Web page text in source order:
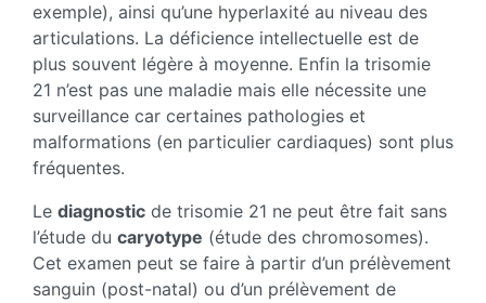
exemple), ainsi qu’une hyperlaxité au niveau des
articulations. La déficience intellectuelle est de
plus souvent légère à moyenne. Enfin la trisomie
21 n’est pas une maladie mais elle nécessite une
surveillance car certaines pathologies et
malformations (en particulier cardiaques) sont plus
fréquentes.
Le diagnostic de trisomie 21 ne peut être fait sans
l’étude du caryotype (étude des chromosomes).
Cet examen peut se faire à partir d’un prélèvement
sanguin (post-natal) ou d’un prélèvement de